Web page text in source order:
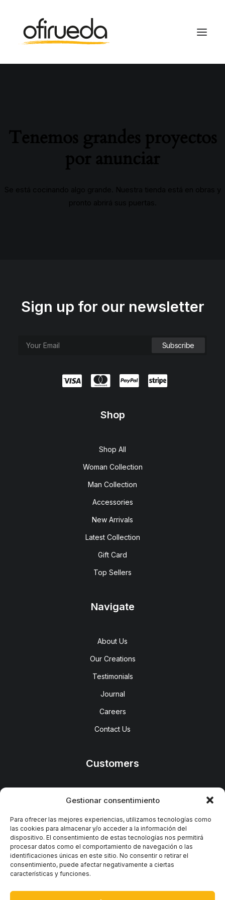
Gestionar consentimiento
Para ofrecer las mejores experiencias, utilizamos tecnologías como
las cookies para almacenar y/o acceder a la información del
dispositivo. El consentimiento de estas tecnologías nos permitirá
procesar datos como el comportamiento de navegación o las
identificaciones únicas en este sitio. No consentir o retirar el
consentimiento, puede afectar negativamente a ciertas
características y funciones.
Tenemos grandes proyectos
por anunciar
Se está cocinando algo grande. Nuestra tienda está en obras y
pronto abrirá sus puertas.
Sign up for our newsletter
Shop
Shop All
Woman Collection
Man Collection
Accessories
New Arrivals
Latest Collection
Gift Card
Top Sellers
Navigate
About Us
Our Creations
Testimonials
Journal
Careers
Contact Us
Customers
Faqs
Shipping
Returns
Terms
Privacy